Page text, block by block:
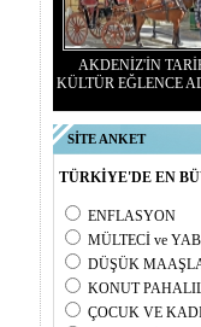
AKDENİZ'İN
KÜLTÜR EĞLENCE
SİTE ANKET
TÜRKİYE'DE EN
ENFLASYON
MÜLTECİ ve
DÜŞÜK
KONUT
ÇOCUK VE